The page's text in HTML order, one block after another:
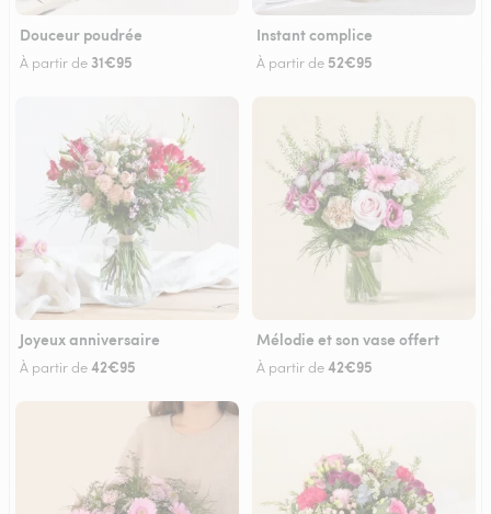
Douceur poudrée
À partir de 31€95
Instant complice
À partir de 52€95
Joyeux anniversaire
À partir de42€95
Mélodie et son vase offert
À partir de42€95